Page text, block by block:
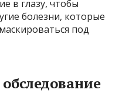
в глазу, чтобы
болезни, которые
под